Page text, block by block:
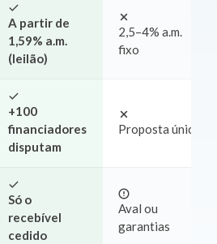
A partir de
1,59% a.m.
(leilão)
2,5–4% a.m.
fixo
+100
financiadores
disputam
Proposta única
Só o
recebível
cedido
Aval ou
garantias